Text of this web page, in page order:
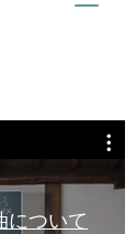
について